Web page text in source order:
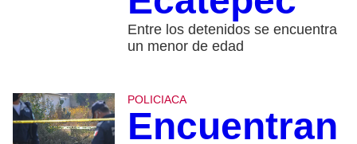
Entre los detenidos se encuentra
un menor de edad
POLICIACA
Encuentran